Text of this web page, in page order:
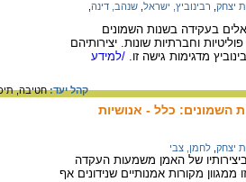
יצחק רבינוביץ, ישראל שנהב, דינה
בעקידה בשנות השמונים
וחברתיות שונות. יצירותיהם
מדגימות גישה זו. /למידע
קהל יעד:חטיבה,
השמונים: כלל - אנושיות
יצחק לחמן, צבי
של האמן משמעות העקדה
ממגוון מקורות אמנותיים שנידונים אף